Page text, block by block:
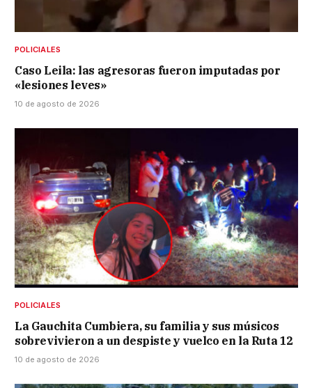
POLICIALES
Caso Leila: las agresoras fueron imputadas por
«lesiones leves»
10 de agosto de 2026
POLICIALES
La Gauchita Cumbiera, su familia y sus músicos
sobrevivieron a un despiste y vuelco en la Ruta 12
10 de agosto de 2026